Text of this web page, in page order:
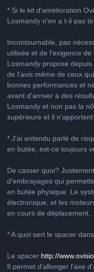
* Si le kit d'amélioration
Losmandy n'en a t-il pas
Incontournable, pas
utilisée et de l'exigence de
Losmandy propose
de l'avis même de ceux
bonnes performances et
avant d'arriver à des
Losmandy et non pas la
supérieure et il
* J'ai entendu parlé de
en butée, est-ce toujours
De casser quoi?
d'embrayages qui
en butée physique. Le
électronique, et les
en cours de déplacement.
* A quoi sert le spacer
Le spacer http://
Il permet d'allonger l'axe